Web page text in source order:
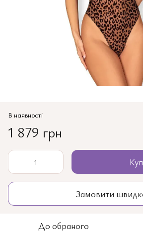
В наявності
1 879 грн
Замовити
До обраного